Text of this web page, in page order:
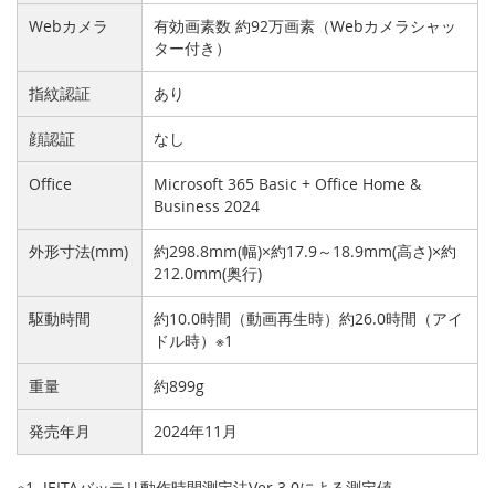
Webカメラ
有効画素数 約92万画素（Webカメラシャッ
ター付き）
指紋認証 あり
顔認証 なし
Office
Microsoft 365 Basic + Office Home &
Business 2024
外形寸法(mm)
約298.8mm(幅)×約17.9～18.9mm(高さ)×約
212.0mm(奥行)
駆動時間
約10.0時間（動画再生時）約26.0時間（アイ
ドル時）※1
重量 約899g
発売年月 2024年11月